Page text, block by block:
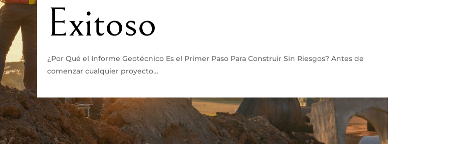
Exitoso
¿Por Qué el Informe Geotécnico Es el Primer Paso Para Construir Sin Riesgos? Antes de
comenzar cualquier proyecto…